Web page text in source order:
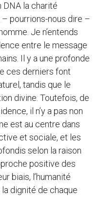
DNA la charité
pourrions-nous dire –
Je n’entends
entre le message
Il y a une profonde
ces derniers font
tandis que le
divine. Toutefois, de
il n’y a pas non
est au centre dans
et sociale, et les
selon la raison
positive des
biais, l’humanité
dignité de chaque